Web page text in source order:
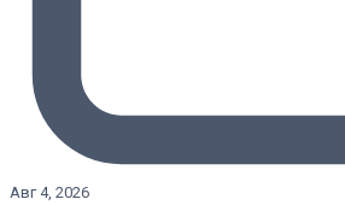
Авг 4, 2026